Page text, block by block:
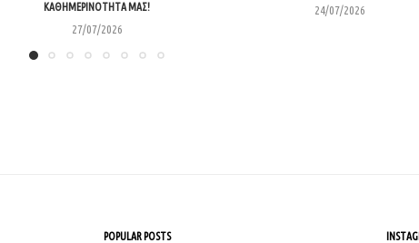
ΚΑΘΗΜΕΡΙΝΌΤΗΤΑ ΜΑΣ!
27/07/2026
24/07/2026
POPULAR POSTS